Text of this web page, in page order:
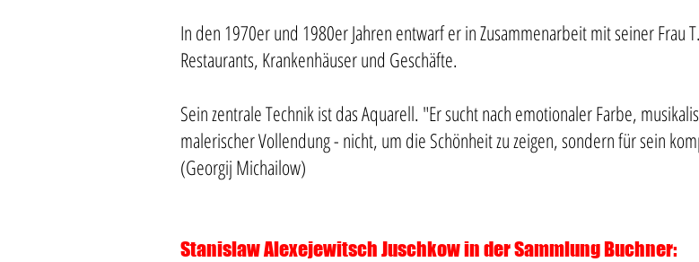
In den 1970er und 1980er Jahren entwarf er in Zusammenarbeit mit seiner Frau
Restaurants, Krankenhäuser und Geschäfte.
Sein zentrale Technik ist das Aquarell. "Er sucht nach emotionaler Farbe,
malerischer Vollendung - nicht, um die Schönheit zu zeigen, sondern für sein
(Georgij Michailow)
Stanislaw Alexejewitsch Juschkow in der Sammlung Buchner: